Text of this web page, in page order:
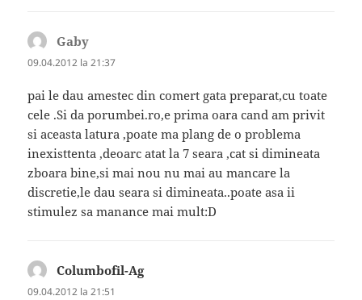
Gaby
09.04.2012 la 21:37
pai le dau amestec din comert gata preparat,cu toate
cele .Si da porumbei.ro,e prima oara cand am privit
si aceasta latura ,poate ma plang de o problema
inexisttenta ,deoarc atat la 7 seara ,cat si dimineata
zboara bine,si mai nou nu mai au mancare la
discretie,le dau seara si dimineata..poate asa ii
stimulez sa manance mai mult:D
Columbofil-Agspune:
09.04.2012 la 21:51